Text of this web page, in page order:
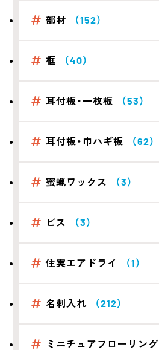
部材 （152）
框 （40）
耳付板・一枚板 （53）
耳付板・巾ハギ板 （62）
蜜蝋ワックス （3）
ビス （3）
住実エアドライ （1）
名刺入れ （212）
ミニチュアフローリング